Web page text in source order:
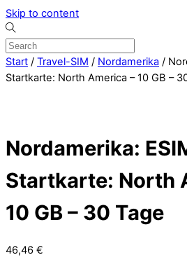
Skip to content
Start / Travel-SIM / Nordamerika /
Startkarte: North America – 10 GB –
Nordamerika:
Startkarte: North
10 GB – 30 Tage
46,46 €